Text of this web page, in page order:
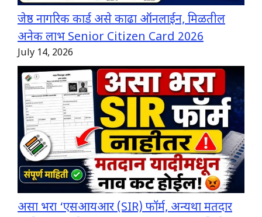
जेष्ठ नागरिक कार्ड असे काढा ऑनलाईन, मिळतील
अनेक लाभ Senior Citizen Card 2026
July 14, 2026
असा भरा ‘एसआयआर (SIR) फॉर्म, अन्यथा मतदार